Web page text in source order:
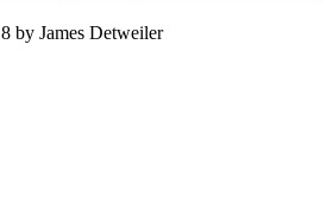
by James Detweiler